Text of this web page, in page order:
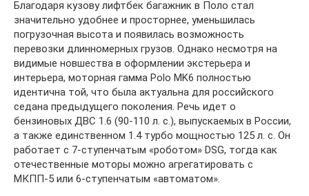
Благодаря кузову лифтбек багажник в Поло стал
значительно удобнее и просторнее, уменьшилась
погрузочная высота и появилась возможность
перевозки длинномерных грузов. Однако несмотря на
видимые новшества в оформлении экстерьера и
интерьера, моторная гамма Polo MK6 полностью
идентична той, что была актуальна для российского
седана предыдущего поколения. Речь идет о
бензиновых ДВС 1.6 (90-110 л. с.), выпускаемых в России,
а также единственном 1.4 турбо мощностью 125 л. с. Он
работает с 7-ступенчатым «роботом» DSG, тогда как
отечественные моторы можно агрегатировать с
МКПП-5 или 6-ступенчатым «автоматом».